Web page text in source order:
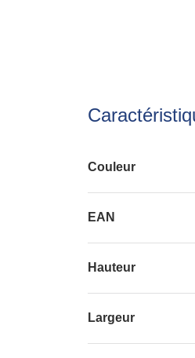
Couleur
EAN
Hauteur
Largeur